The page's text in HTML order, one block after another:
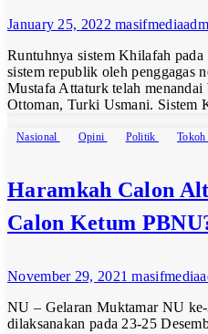
January 25, 2022
Runtuhnya sistem Khilafah
sistem republik oleh penggagas
Mustafa Attaturk telah
Ottoman, Turki Usmani.
Nasional Opini Politik Tokoh
Haramkah Calon
Calon Ketum
November 29, 2021
NU – Gelaran Muktamar NU ke-
dilaksanakan pada 23-25